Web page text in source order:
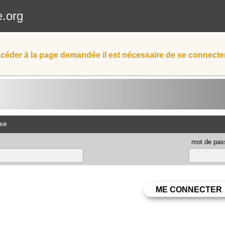
à la page demandée il est nécessaire de se
mot de